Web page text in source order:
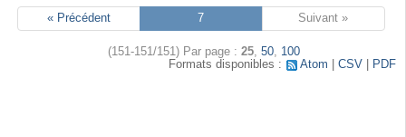
« Précédent 7 Suivant »
(151-151/151) Par page : 25, 50, 100
Formats disponibles :
Atom CSV PDF